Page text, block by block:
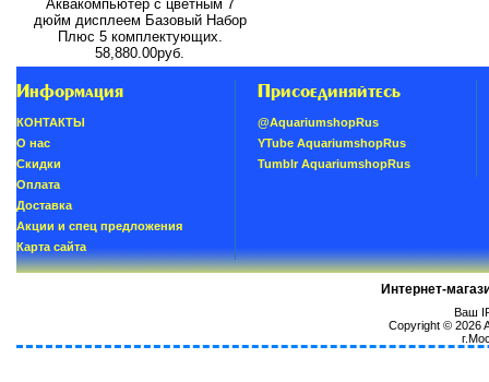
Аквакомпьютер с цветным 7
дюйм дисплеем Базовый Набор
Плюс 5 комплектующих.
58,880.00руб.
Информация
КОНТАКТЫ
О нас
Скидки
Oплатa
Доставка
Акции и спец предложения
Карта сайта
Присоединяйтесь
@AquariumshopRus
YTube AquariumshopRus
Tumblr AquariumshopRus
Интернет-
Ваш
Copyright © 2026